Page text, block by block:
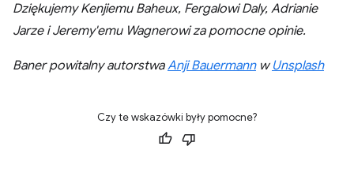
Dziękujemy Kenjiemu Baheux, Fergalowi Daly, Adrianie
Jarze i Jeremy'emu Wagnerowi za pomocne opinie.
Baner powitalny autorstwaAnji Bauermannw Unsplash
Czy te wskazówki były pomocne?